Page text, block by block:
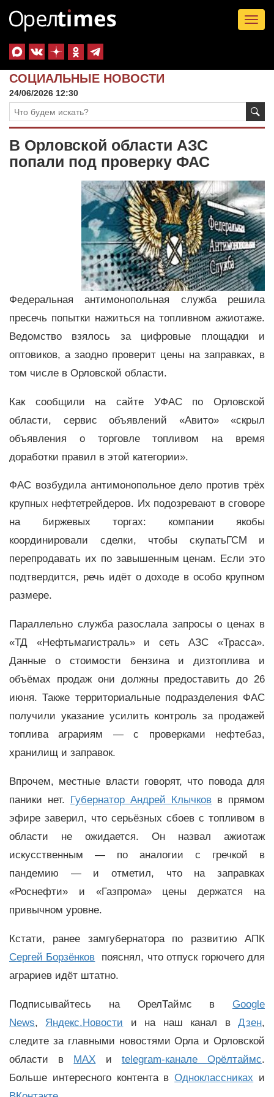
СОЦИАЛЬНЫЕ НОВОСТИ
24/06/2026 12:30
В Орловской области АЗС
попали под проверку ФАС
Федеральная антимонопольная служба решила
пресечь попытки нажиться на топливном ажиотаже.
Ведомство взялось за цифровые площадки и
оптовиков, а заодно проверит цены на заправках, в
том числе в Орловской области.
Как сообщили на сайте УФАС по Орловской
области, сервис объявлений «Авито» «скрыл
объявления о торговле топливом на время
доработки правил в этой категории».
ФАС возбудила антимонопольное дело против трёх
крупных нефтетрейдеров. Их подозревают в сговоре
на биржевых торгах: компании якобы
координировали сделки, чтобы скупатьГСМ и
перепродавать их по завышенным ценам. Если это
подтвердится, речь идёт о доходе в особо крупном
размере.
Параллельно служба разослала запросы о ценах в
«ТД «Нефтьмагистраль» и сеть АЗС «Трасса».
Данные о стоимости бензина и дизтоплива и
объёмах продаж они должны предоставить до 26
июня. Также территориальные подразделения ФАС
получили указание усилить контроль за продажей
топлива аграриям — с проверками нефтебаз,
хранилищ и заправок.
Впрочем, местные власти говорят, что повода для
паники нет. Губернатор Андрей Клычков в прямом
эфире заверил, что серьёзных сбоев с топливом в
области не ожидается. Он назвал ажиотаж
искусственным — по аналогии с гречкой в
пандемию — и отметил, что на заправках
«Роснефти» и «Газпрома» цены держатся на
привычном уровне.
Кстати, ранее замгубернатора по развитию АПК
Сергей Борзёнков пояснял, что отпуск горючего для
аграриев идёт штатно.
Подписывайтесь на ОрелТаймс в Google
News, Яндекс.Новости и на наш канал вДзен,
следите за главными новостями Орла и Орловской
области в MAX и telegram-канале Орёлтаймс.
Больше интересного контента вОдноклассниках и